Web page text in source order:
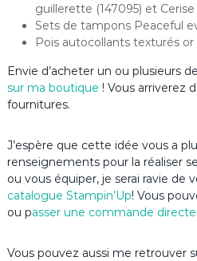
guillerette (147095) et
Sets de tampons Peaceful
Pois autocollants texturés or
Envie d’acheter un ou plusieurs
sur ma boutique ! Vous arriverez
fournitures.
J’espère que cette idée vous a
renseignements pour la réaliser
ou vous équiper, je serai ravie de
catalogue Stampin’Up! Vous
ou passer une commande
Vous pouvez aussi me retrouver